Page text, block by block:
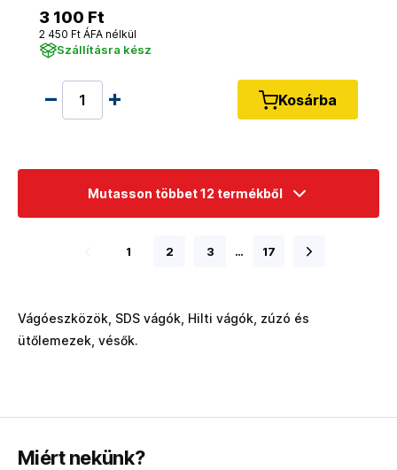
3 100 Ft
2 450 Ft ÁFA nélkül
Szállításra kész
Kosárba
Mutasson többet 12 termékből
1 2 3 … 17
Vágóeszközök, SDS vágók, Hilti vágók, zúzó és
ütőlemezek, vésők.
Miért nekünk?